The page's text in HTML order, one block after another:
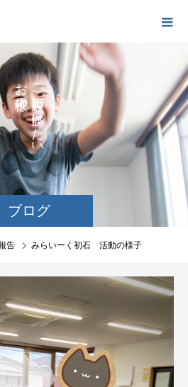
ブログ
ご
に
け
た
い
お
の
の
告 みらいーく初石 活動の様子